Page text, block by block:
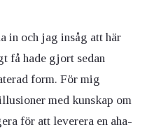
in och jag insåg att här
få hade gjort sedan
form. För mig
med kunskap om
för att leverera en aha-